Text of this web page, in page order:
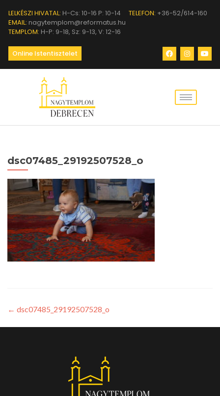
LELKÉSZI HIVATAL: H-Cs: 10-16 P: 10-14 TELEFON: +36-52/614-160
EMAIL: nagytemplom@reformatus.hu
TEMPLOM: H-P: 9-18, Sz: 9-13, V: 12-16
Online Istentisztelet
dsc07485_29192507528_o
← dsc07485_29192507528_o